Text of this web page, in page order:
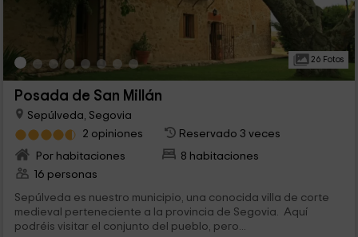
26 Fotos
Posada de San Millán
Sepúlveda, Segovia
2 opiniones
Reservado 3 veces
Por habitaciones
8 habitaciones
16 personas
Sepúlveda es nuestro municipio, una conocida villa de corte
medieval perteneciente a la provincia de Segovia. Aquí
podréis visitar el conjunto del pueblo, pero...